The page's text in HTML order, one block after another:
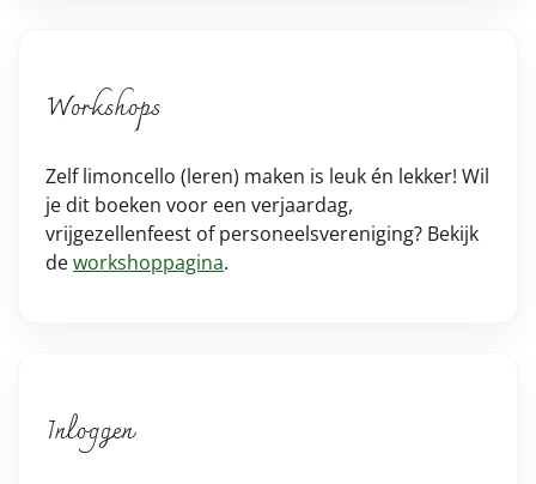
Workshops
Zelf limoncello (leren) maken is leuk én lekker! Wil
je dit boeken voor een verjaardag,
vrijgezellenfeest of personeelsvereniging? Bekijk
deworkshoppagina.
Inloggen